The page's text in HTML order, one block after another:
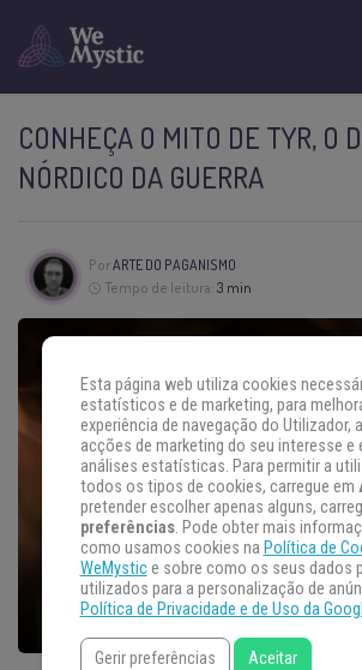
CONHEÇA O MITO DE TYR, O
NÓRDICO DA GUERRA
PorARTE DO PAGANISMO
Tempo de leitura: 3 min
Esta página web utiliza cookies
estatísticos e de marketing, para
experiência de navegação do Utilizador,
acções de marketing do seu interesse e
análises estatísticas. Para permitir a
todos os tipos de cookies, carregue em
pretender escolher apenas alguns,
preferências. Pode obter mais
como usamos cookies na Política de
WeMystice sobre como os seus dados
utilizados para a personalização de
Política de Privacidade e de Uso da
Gerir preferências Aceitar